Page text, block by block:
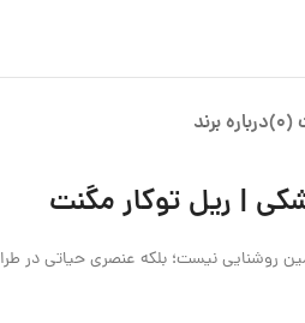
درباره برند
| ریل توکار مگنت
روشنایی نیست؛ بلکه عنصری حیاتی